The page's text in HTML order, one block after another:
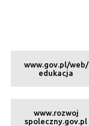
www.gov.pl/web/
edukacja
www.rozwoj
spoleczny.gov.pl